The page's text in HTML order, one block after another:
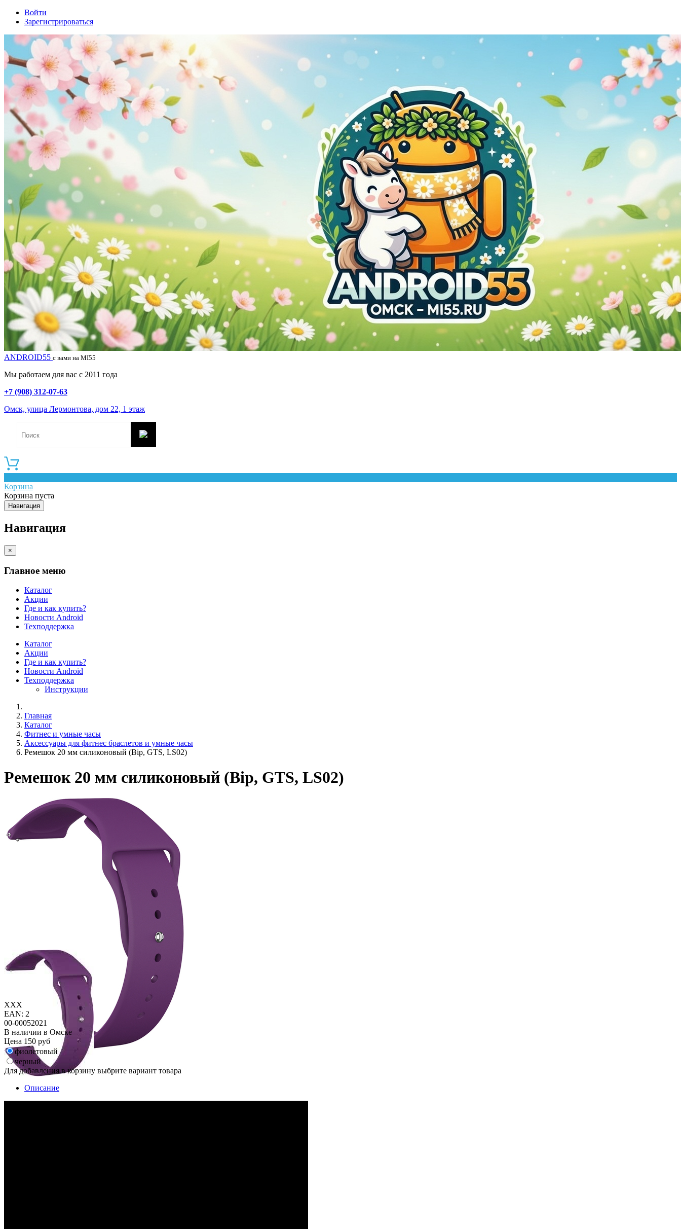
Войти
Зарегистрироваться
ANDROID55 с вами на MI55
Мы работаем для вас с 2011 года
+7 (908) 312-07-63
Омск, улица Лермонтова, дом 22, 1 этаж
Корзина
Корзина пуста
Навигация
Навигация
×
Главное меню
Каталог
Акции
Где и как купить?
Новости Android
Техподдержка
Каталог
Акции
Где и как купить?
Новости Android
Техподдержка
Инструкции
Главная
Каталог
Фитнес и умные часы
Аксессуары для фитнес браслетов и умные часы
Ремешок 20 мм силиконовый (Bip, GTS, LS02)
Ремешок 20 мм силиконовый (Bip, GTS, LS02)
XXX
EAN: 2
00-00052021
В наличии в Омске
Цена 150 руб
фиолетовый
черный
Для добавления в корзину выбрите вариант товара
Описание